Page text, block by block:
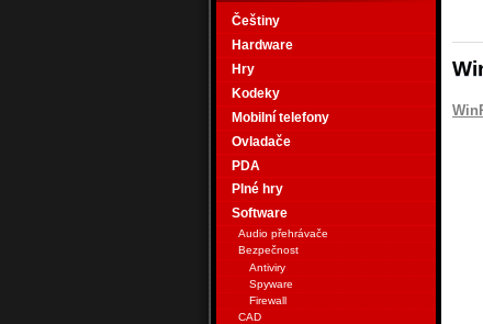
Češtiny
Hardware
Hry
Kodeky
Mobilní telefony
Ovladače
PDA
Plné hry
Software
Audio přehrávače
Bezpečnost
Antiviry
Spyware
Firewall
CAD